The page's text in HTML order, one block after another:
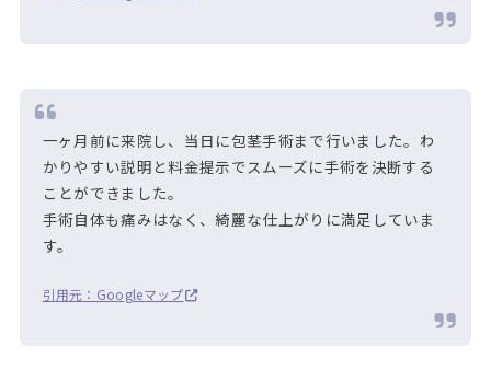
一ヶ月前に来院し、当日に包茎手術まで行いました。わ
かりやすい説明と料金提示でスムーズに手術を決断する
ことができました。
手術自体も痛みはなく、綺麗な仕上がりに満足していま
す。
引用元：Googleマップ